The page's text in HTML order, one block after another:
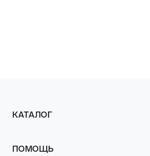
КАТАЛОГ
ПОМОЩЬ